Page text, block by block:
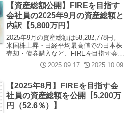
増えていくのか知...
【資産総額公開】FIREを目指す
会社員の2025年9月の資産総額と
内訳【5,800万円】
2025年9月の資産総額は58,282,778円。
米国株上昇・日経平均最高値での日本株
売却・債券購入など、FIREを目指す会社
員の実際の資産推移と戦略を詳しく解
2025.09.17 2025.10.09
【2025年8月】FIREを目指す会
社員の資産総額を公開【5,200万
円（52.6％）】